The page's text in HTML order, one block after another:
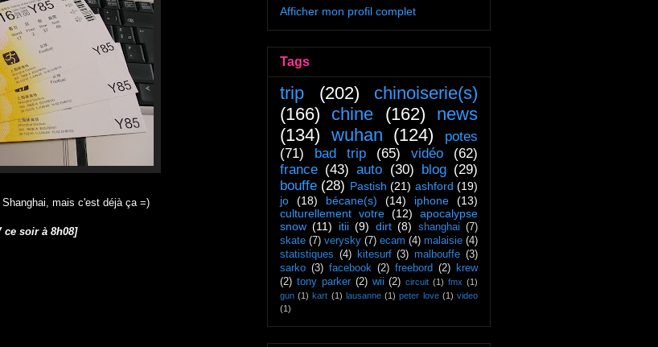
mais c'est déjà ça =)
ce soir à 8h08]
Afficher mon profil complet
Tags
trip (202)
chinoiserie(s)
(166)
chine (162)
news
(134) wuhan (124)
potes
(71)
bad trip (65) vidéo
(62)
france (43) auto (30) blog (29)
bouffe (28) Pastish (21) ashford (19)
jo
(18) bécane(s) (14) iphone
(13)
culturellement votre (12)
apocalypse
snow (11) itii (9) dirt (8) shanghai (7)
skate (7) verysky (7) ecam (4) malaisie (4)
statistiques (4) kitesurf (3) malbouffe (3)
sarko (3) facebook (2) freebord (2)
krew
(2) tony parker (2) wii (2) circuit (1) fmx (1)
gun (1) kart (1) lausanne (1) peter love (1) video
(1)